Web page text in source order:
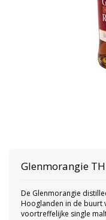
Glenmorangie
De Glenmorangie
Hooglanden in de buurt
voortreffelijke single